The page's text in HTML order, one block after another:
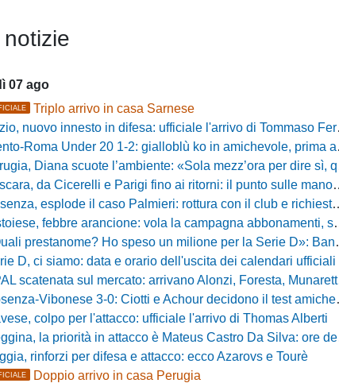
07 ago
Triplo arrivo in casa Sarnese
nuovo innesto in difesa: ufficiale l'arrivo di Tommaso Ferraro
Roma Under 20 1-2: gialloblù ko in amichevole, prima apparizione per Caia
Diana scuote l’ambiente: «Sola mezz’ora per dire sì, qui per costruire una squadra da livello»
da Cicerelli e Parigi fino ai ritorni: il punto sulle manovre del Delfino
esplode il caso Palmieri: rottura con il club e richiesta di cessione
febbre arancione: vola la campagna abbonamenti, superata quota 750 tessere
prestanome? Ho speso un milione per la Serie D»: Bandecchi rompe il silenzio sul futuro della Ternana
D, ci siamo: data e orario dell'uscita dei calendari ufficiali
scatenata sul mercato: arrivano Alonzi, Foresta, Munaretto e Tobia
Vibonese 3-0: Ciotti e Achour decidono il test amichevole di Lorica
colpo per l'attacco: ufficiale l'arrivo di Thomas Alberti
la priorità in attacco è Mateus Castro Da Silva: ore decisive per la fumata bianca
rinforzi per difesa e attacco: ecco Azarovs e Tourè
Doppio arrivo in casa Perugia